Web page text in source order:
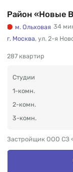
Район «Новые
м. Ольховая 34
г. Москва, ул. 2-я
287 квартир
Студии
1-комн.
2-комн.
3-комн.
Застройщик ООО СЗ